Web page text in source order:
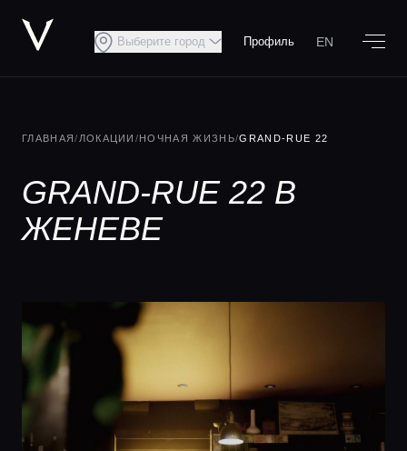
Выберите город Профиль EN
ГЛАВНАЯ/ ЛОКАЦИИ /НОЧНАЯ ЖИЗНЬ/GRAND-RUE 22
GRAND-RUE 22 В
ЖЕНЕВЕ